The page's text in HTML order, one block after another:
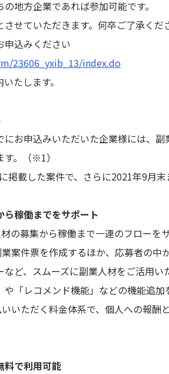
地方企業であれば参加可能です。
せていただきます。何卒ご了承くだ
込みください
23606_yxib_13/index.do
たします。
お申込みいただいた企業様には、
。（※1）
載した案件で、さらに2021年9月
稼働までをサポート
の募集から稼働まで一連のフローを
案件票を作成するほか、応募者の中
ど、スムーズに副業人材をご活用
「レコメンド機能」などの機能追
いただく料金体系で、個人への報
で利用可能